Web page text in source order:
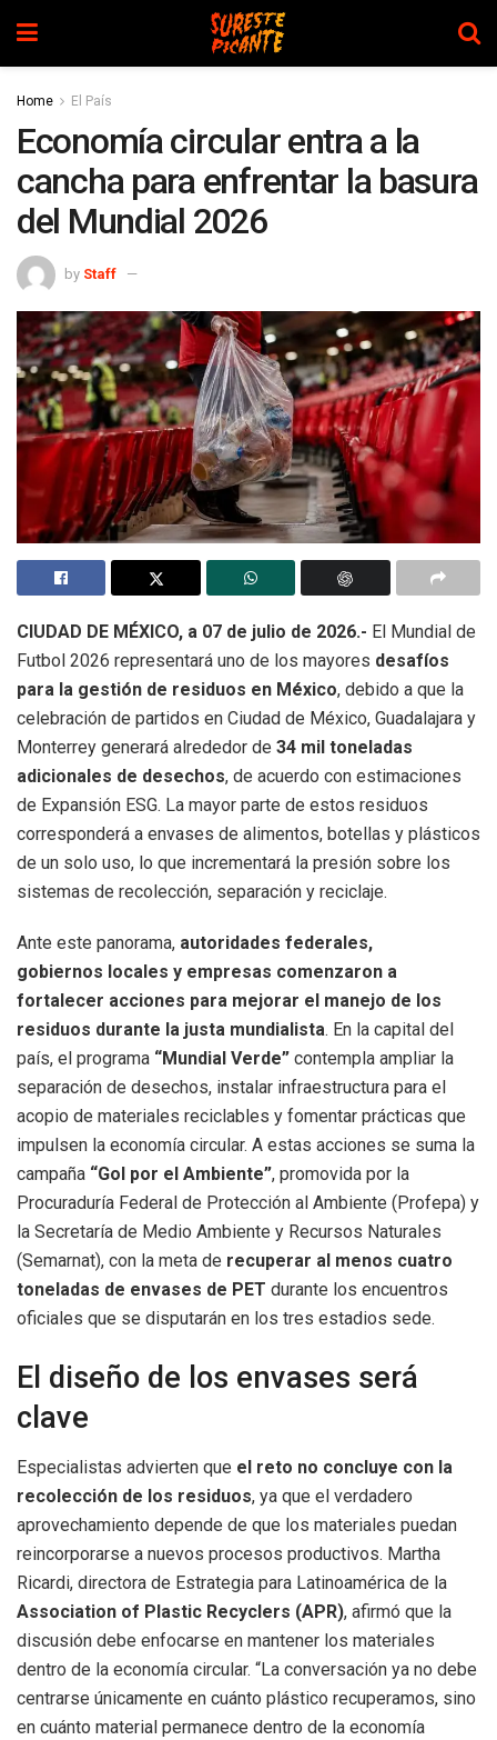
Home El País
Economía circular entra a la
cancha para enfrentar la basura
del Mundial 2026
by Staff
CIUDAD DE MÉXICO, a 07 de julio de 2026.- El Mundial de
Futbol 2026 representará uno de los mayores desafíos
para la gestión de residuos en México, debido a que la
celebración de partidos en Ciudad de México, Guadalajara y
Monterrey generará alrededor de 34 mil toneladas
adicionales de desechos, de acuerdo con estimaciones
de Expansión ESG. La mayor parte de estos residuos
corresponderá a envases de alimentos, botellas y plásticos
de un solo uso, lo que incrementará la presión sobre los
sistemas de recolección, separación y reciclaje.
Ante este panorama, autoridades federales,
gobiernos locales y empresas comenzaron a
fortalecer acciones para mejorar el manejo de los
residuos durante la justa mundialista. En la capital del
país, el programa “Mundial Verde” contempla ampliar la
separación de desechos, instalar infraestructura para el
acopio de materiales reciclables y fomentar prácticas que
impulsen la economía circular. A estas acciones se suma la
campaña “Gol por el Ambiente”, promovida por la
Procuraduría Federal de Protección al Ambiente (Profepa) y
la Secretaría de Medio Ambiente y Recursos Naturales
(Semarnat), con la meta de recuperar al menos cuatro
toneladas de envases de PET durante los encuentros
oficiales que se disputarán en los tres estadios sede.
El diseño de los envases será
clave
Especialistas advierten que el reto no concluye con la
recolección de los residuos, ya que el verdadero
aprovechamiento depende de que los materiales puedan
reincorporarse a nuevos procesos productivos. Martha
Ricardi, directora de Estrategia para Latinoamérica de la
Association of Plastic Recyclers (APR), afirmó que la
discusión debe enfocarse en mantener los materiales
dentro de la economía circular. “La conversación ya no debe
centrarse únicamente en cuánto plástico recuperamos, sino
en cuánto material permanece dentro de la economía